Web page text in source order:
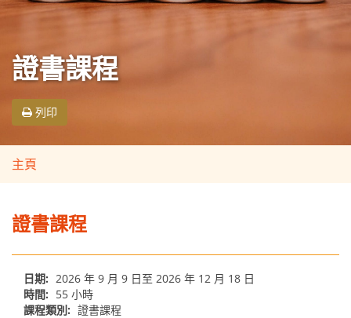
證書課程
列印
主頁
證書課程
日期: 2026 年 9 月 9 日至 2026 年 12 月 18 日
時間: 55 小時
課程類別: 證書課程